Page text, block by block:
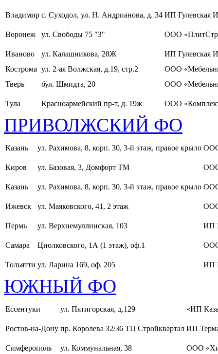
Владимир с. Суходол, ул. Н. Андрианова, д. 34 ИП Гулевская
Воронеж ул. Свободы 75 "З" ООО
Иваново ул. Калашникова, 28Ж
ИП Гулевская
Кострома ул. 2-ая Волжская, д.19, стр.2
ООО
Тверь
бул. Шмидта, 20 ООО
Тула Красноармейский пр-т, д. 19ж ООО
ПРИВОЛЖСКИЙ ФО
Казань ул. Рахимова, 8, корп. 30, 3-й этаж, правое крыло
Киров ул. Базовая, 3, Домфорт ТМ
Казань ул. Рахимова, 8, корп. 30, 3-й этаж, правое крыло
Ижевск ул. Маяковского, 41, 2 этаж
Пермь ул. Верхнемуллинская, 103 ИП
Самара Циолковского, 1А (1 этаж), оф.1
Тольятти ул. Ларина 169, оф. 205 ИП
ЮЖНЫЙ ФО
Ессентуки ул. Пятигорская, д.129 «ИП
Ростов-на-Дону пр. Королева 32/36 ТЦ Стройквартал ИП
Симферополь ул. Коммунальная, 38 ООО